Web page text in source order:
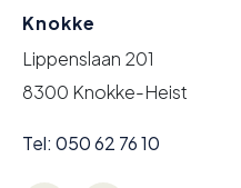
Knokke
Lippenslaan 201
8300 Knokke-Heist
Tel: 050 62 76 10